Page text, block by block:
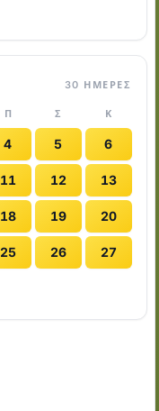
30 ΗΜΈΡΕΣ
Π Σ Κ
4 5 6
11 12 13
18 19 20
25 26 27